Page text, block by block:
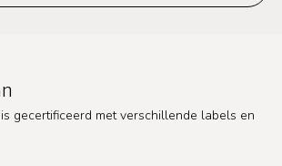
gecertificeerd met verschillende labels en